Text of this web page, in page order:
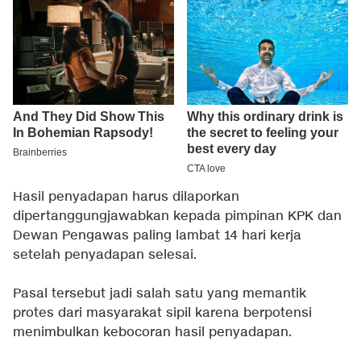
Hasil penyadapan harus dilaporkan
dipertanggungjawabkan kepada pimpinan KPK dan
Dewan Pengawas paling lambat 14 hari kerja
setelah penyadapan selesai.
Pasal tersebut jadi salah satu yang memantik
protes dari masyarakat sipil karena berpotensi
menimbulkan kebocoran hasil penyadapan.